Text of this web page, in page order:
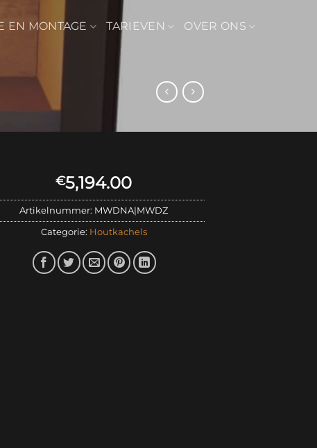
EN MONTAGE TARIEVEN OVER ONS
€5,194.00
Artikelnummer: MWDNA|MWDZ
Categorie: Houtkachels